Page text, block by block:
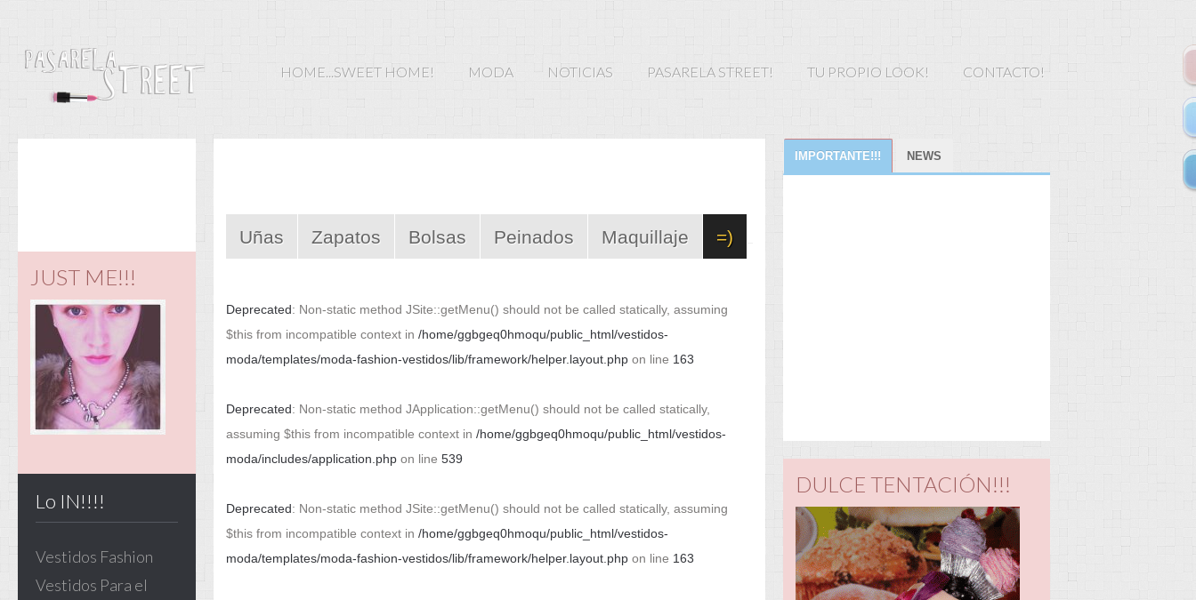
HOME...SWEET HOME! MODA
VERANO
NOTICIAS PASARELA STREET!
Moda en Estados
y Norte de Amèrica
TU PROPIO LOOK! CONTACTO!
JUST ME!!!
Lo IN!!!!
Vestidos Fashion
Vestidos Para el
Uñas Zapatos Bolsas Peinados Maquillaje =)
Deprecated: Non-static method JSite::getMenu() should not be called statically, assuming
$this from incompatible context in /home/ggbgeq0hmoqu/public_html/vestidos-
moda/templates/moda-fashion-vestidos/lib/framework/helper.layout.php on line 163
Deprecated: Non-static method JApplication::getMenu() should not be called statically,
assuming $this from incompatible context in /home/ggbgeq0hmoqu/public_html/vestidos-
moda/includes/application.php on line 539
Deprecated: Non-static method JSite::getMenu() should not be called statically, assuming
$this from incompatible context in /home/ggbgeq0hmoqu/public_html/vestidos-
moda/templates/moda-fashion-vestidos/lib/framework/helper.layout.php on line 163
IMPORTANTE!!! NEWS
DULCE TENTACIÓN!!!